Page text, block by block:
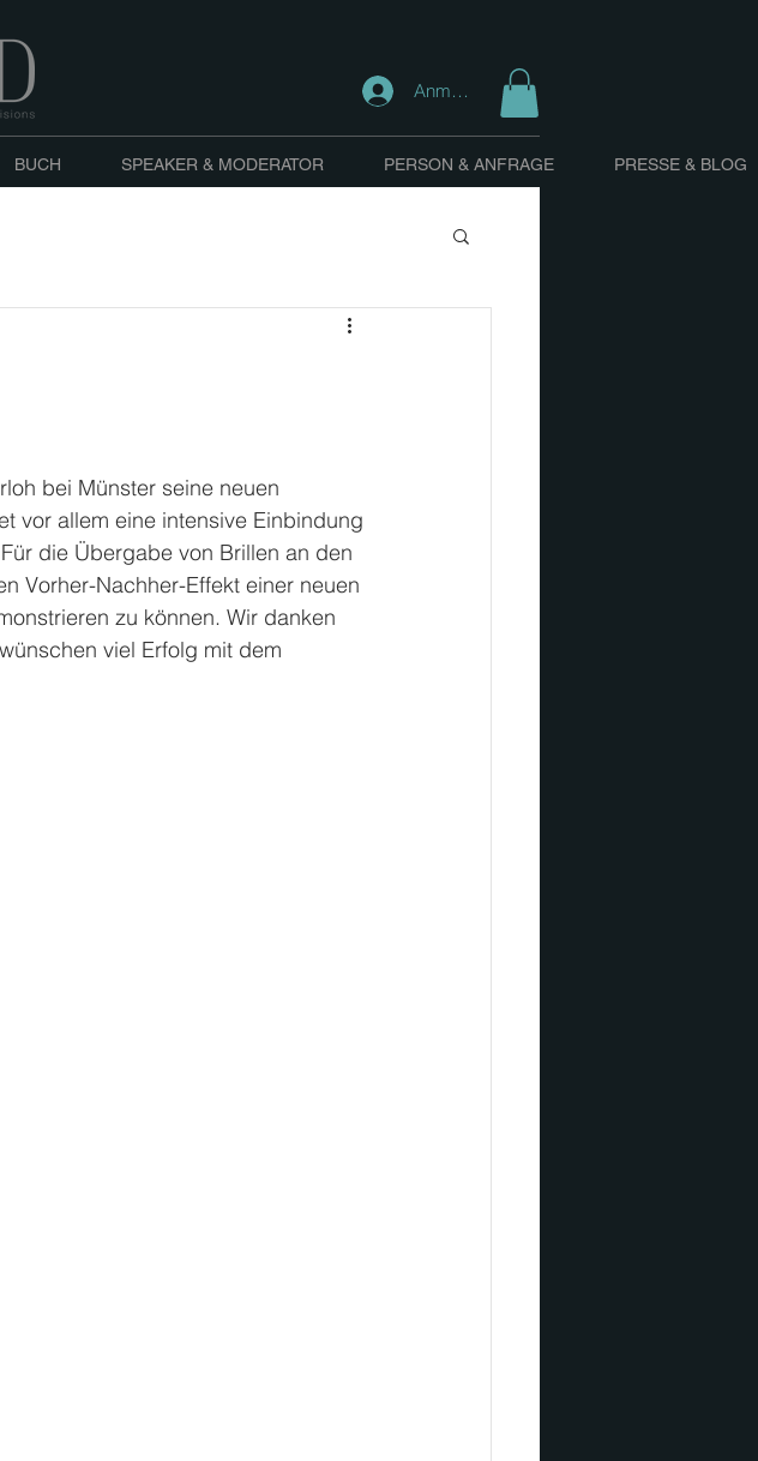
Anmelden
BUCH SPEAKER & MODERATOR PERSON & ANFRAGE PRESSE & BLOG
bei Münster seine neuen
vor allem eine intensive Einbindung
die Übergabe von Brillen an den
Vorher-Nachher-Effekt einer neuen
zu können. Wir danken
viel Erfolg mit dem